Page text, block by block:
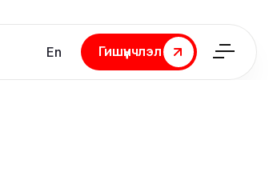
En
Гишүүнчлэл
Гишүүнчлэл